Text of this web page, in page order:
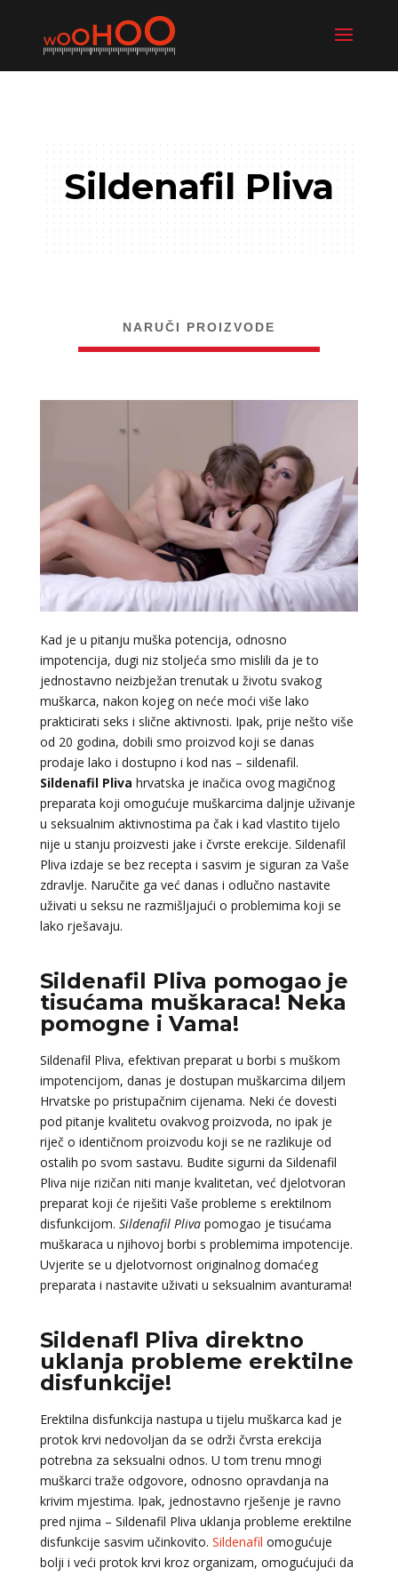
Sildenafil Pliva
NARUČI PROIZVODE
Kad je u pitanju muška potencija, odnosno
impotencija, dugi niz stoljeća smo mislili da je to
jednostavno neizbježan trenutak u životu svakog
muškarca, nakon kojeg on neće moći više lako
prakticirati seks i slične aktivnosti. Ipak, prije nešto više
od 20 godina, dobili smo proizvod koji se danas
prodaje lako i dostupno i kod nas – sildenafil.
Sildenafil Pliva hrvatska je inačica ovog magičnog
preparata koji omogućuje muškarcima daljnje uživanje
u seksualnim aktivnostima pa čak i kad vlastito tijelo
nije u stanju proizvesti jake i čvrste erekcije. Sildenafil
Pliva izdaje se bez recepta i sasvim je siguran za Vaše
zdravlje. Naručite ga već danas i odlučno nastavite
uživati u seksu ne razmišljajući o problemima koji se
lako rješavaju.
Sildenafil Pliva pomogao je
tisućama muškaraca! Neka
pomogne i Vama!
Sildenafil Pliva, efektivan preparat u borbi s muškom
impotencijom, danas je dostupan muškarcima diljem
Hrvatske po pristupačnim cijenama. Neki će dovesti
pod pitanje kvalitetu ovakvog proizvoda, no ipak je
riječ o identičnom proizvodu koji se ne razlikuje od
ostalih po svom sastavu. Budite sigurni da Sildenafil
Pliva nije rizičan niti manje kvalitetan, već djelotvoran
preparat koji će riješiti Vaše probleme s erektilnom
disfunkcijom. Sildenafil Plivapomogao je tisućama
muškaraca u njihovoj borbi s problemima impotencije.
Uvjerite se u djelotvornost originalnog domaćeg
preparata i nastavite uživati u seksualnim avanturama!
Sildenafl Pliva direktno
uklanja probleme erektilne
disfunkcije!
Erektilna disfunkcija nastupa u tijelu muškarca kad je
protok krvi nedovoljan da se održi čvrsta erekcija
potrebna za seksualni odnos. U tom trenu mnogi
muškarci traže odgovore, odnosno opravdanja na
krivim mjestima. Ipak, jednostavno rješenje je ravno
pred njima – Sildenafil Pliva uklanja probleme erektilne
disfunkcije sasvim učinkovito. Sildenafil omogućuje
bolji i veći protok krvi kroz organizam, omogućujući da